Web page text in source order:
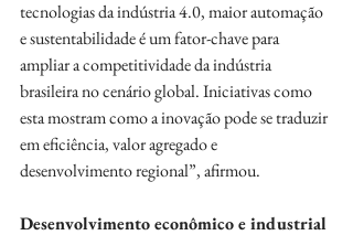
tecnologias da indústria 4.0, maior automação
e sustentabilidade é um fator-chave para
ampliar a competitividade da indústria
brasileira no cenário global. Iniciativas como
esta mostram como a inovação pode se traduzir
em eficiência, valor agregado e
desenvolvimento regional”, afirmou.
Desenvolvimento econômico e industrial